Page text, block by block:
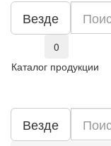
Везде
0
Каталог продукции
Везде